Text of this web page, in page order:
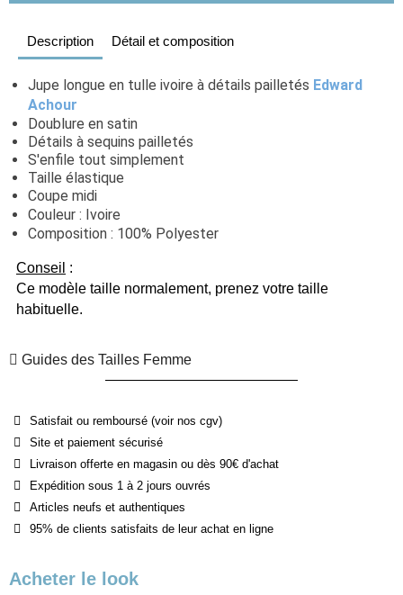
Description Détail et composition
Jupe longue en tulle ivoire à détails pailletés Edward
Achour
Doublure en satin
Détails à sequins pailletés
S'enfile tout simplement
Taille élastique
Coupe midi
Couleur : Ivoire
Composition : 100% Polyester
Conseil :
Ce modèle taille normalement, prenez votre taille
habituelle.
Guides des Tailles Femme
Satisfait ou remboursé (voir nos cgv)
Site et paiement sécurisé
Livraison offerte en magasin ou dès 90€ d'achat
Expédition sous 1 à 2 jours ouvrés
Articles neufs et authentiques
95% de clients satisfaits de leur achat en ligne
Acheter le look